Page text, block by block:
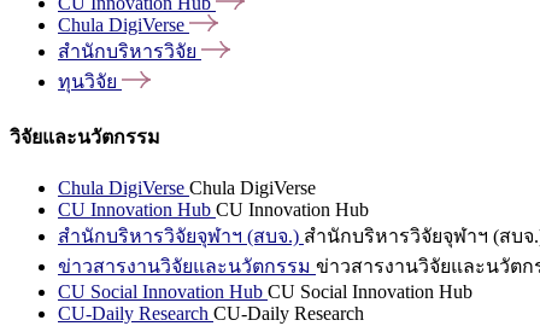
Chula DigiVerse
สำนักบริหารวิจัย
ทุนวิจัย
วิจัยและนวัตกรรม
Chula DigiVerse Chula DigiVerse
CU Innovation Hub CU Innovation Hub
สำนักบริหารวิจัยจุฬาฯ (สบจ.) สำนักบริหารวิจัยจุฬาฯ (สบจ
ข่าวสารงานวิจัยและนวัตกรรม ข่าวสารงานวิจัยและนวัตก
CU Social Innovation Hub CU Social Innovation Hub
CU-Daily Research CU-Daily Research